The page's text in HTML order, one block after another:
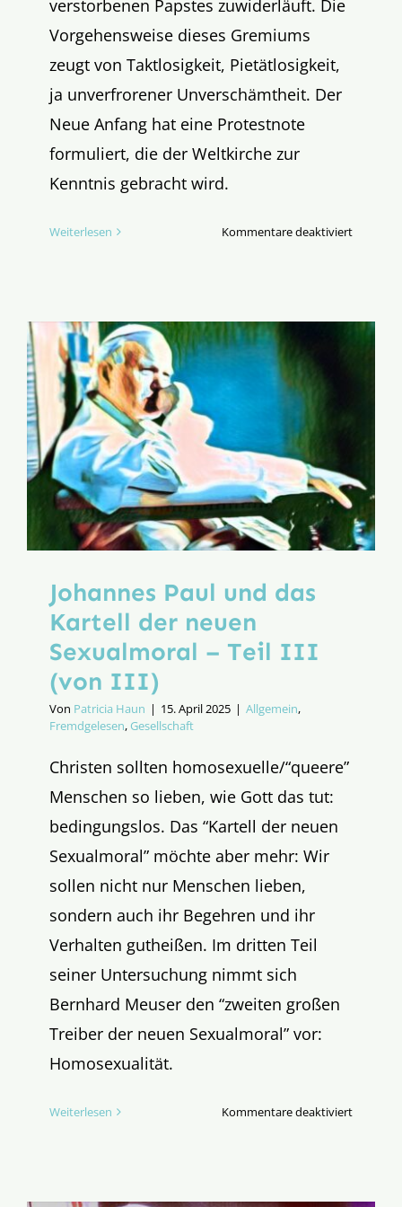
verstorbenen Papstes zuwiderläuft. Die
Vorgehensweise dieses Gremiums
zeugt von Taktlosigkeit, Pietätlosigkeit,
ja unverfrorener Unverschämtheit. Der
Neue Anfang hat eine Protestnote
formuliert, die der Weltkirche zur
Kenntnis gebracht wird.
Weiterlesen Kommentare deaktiviertfür
ZdK
Johannes Paul und das
Kartell der neuen
Sexualmoral – Teil III
(von III)
Von Patricia Haun | 15. April 2025 | Allgemein,
Fremdgelesen,Gesellschaft
Christen sollten homosexuelle/“queere”
Menschen so lieben, wie Gott das tut:
bedingungslos. Das “Kartell der neuen
Sexualmoral” möchte aber mehr: Wir
sollen nicht nur Menschen lieben,
sondern auch ihr Begehren und ihr
Verhalten gutheißen. Im dritten Teil
seiner Untersuchung nimmt sich
Bernhard Meuser den “zweiten großen
Treiber der neuen Sexualmoral” vor:
Homosexualität.
Weiterlesen Kommentare deaktiviertfür